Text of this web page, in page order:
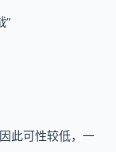
”
此可性较低，一